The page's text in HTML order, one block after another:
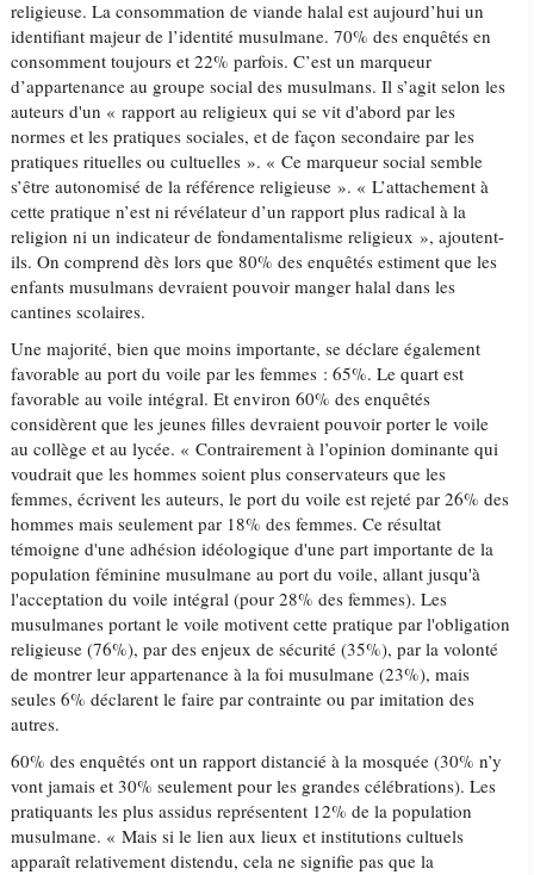
religieuse. La consommation de viande halal est aujourd’hui un
identifiant majeur de l’identité musulmane. 70% des enquêtés en
consomment toujours et 22% parfois. C’est un marqueur
d’appartenance au groupe social des musulmans. Il s’agit selon les
auteurs d'un « rapport au religieux qui se vit d'abord par les
normes et les pratiques sociales, et de façon secondaire par les
pratiques rituelles ou cultuelles ». « Ce marqueur social semble
s’être autonomisé de la référence religieuse ». « L’attachement à
cette pratique n’est ni révélateur d’un rapport plus radical à la
religion ni un indicateur de fondamentalisme religieux », ajoutent-
ils. On comprend dès lors que 80% des enquêtés estiment que les
enfants musulmans devraient pouvoir manger halal dans les
cantines scolaires.
Une majorité, bien que moins importante, se déclare également
favorable au port du voile par les femmes : 65%. Le quart est
favorable au voile intégral. Et environ 60% des enquêtés
considèrent que les jeunes filles devraient pouvoir porter le voile
au collège et au lycée. « Contrairement à l’opinion dominante qui
voudrait que les hommes soient plus conservateurs que les
femmes, écrivent les auteurs, le port du voile est rejeté par 26% des
hommes mais seulement par 18% des femmes. Ce résultat
témoigne d'une adhésion idéologique d'une part importante de la
population féminine musulmane au port du voile, allant jusqu'à
l'acceptation du voile intégral (pour 28% des femmes). Les
musulmanes portant le voile motivent cette pratique par l'obligation
religieuse (76%), par des enjeux de sécurité (35%), par la volonté
de montrer leur appartenance à la foi musulmane (23%), mais
seules 6% déclarent le faire par contrainte ou par imitation des
autres.
60% des enquêtés ont un rapport distancié à la mosquée (30% n’y
vont jamais et 30% seulement pour les grandes célébrations). Les
pratiquants les plus assidus représentent 12% de la population
musulmane. « Mais si le lien aux lieux et institutions cultuels
apparaît relativement distendu, cela ne signifie pas que la